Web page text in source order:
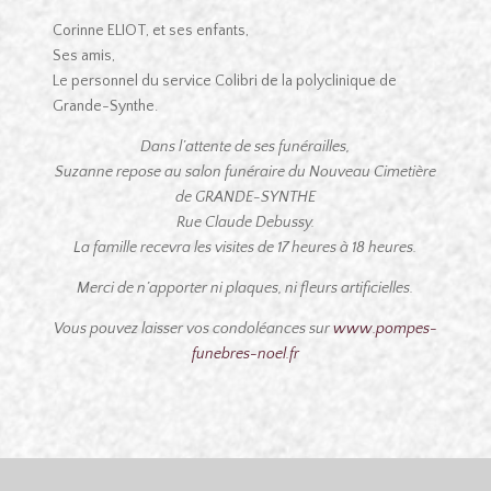
Corinne ELIOT, et ses enfants,
Ses amis,
Le personnel du service Colibri de la polyclinique de
Grande-Synthe.
Dans l’attente de ses funérailles,
Suzanne repose au salon funéraire du Nouveau Cimetière
de GRANDE-SYNTHE
Rue Claude Debussy.
La famille recevra les visites de 17 heures à 18 heures.
Merci de n’apporter ni plaques, ni fleurs artificielles.
Vous pouvez laisser vos condoléancessurwww.pompes-
funebres-noel.fr